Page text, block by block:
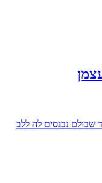
שכולם נכנסים לה ללב